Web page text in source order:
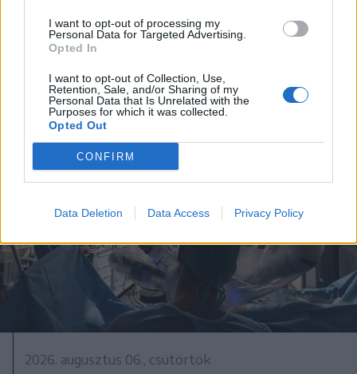
I want to opt-out of processing my
Personal Data for Targeted Advertising.
Opted In
I want to opt-out of Collection, Use,
Retention, Sale, and/or Sharing of my
Personal Data that Is Unrelated with the
Purposes for which it was collected.
Opted Out
CONFIRM
Data Deletion Data Access Privacy Policy
2026. augusztus 06., csütörtök